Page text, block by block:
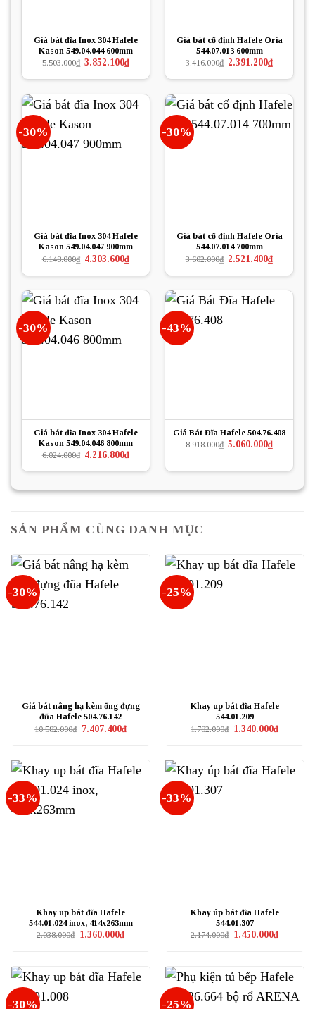
Giá bát đĩa Inox 304 Hafele
Kason 549.04.044 600mm
5.503.000₫ Giá
là:
3.852.100₫Giá
hiện
tại
3.852.100₫.
Giá bát cố định Hafele Oria
544.07.013 600mm
3.416.000₫ Giá
là:
2.391.200₫Giá
hiện
tại
2.391.200₫.
-30%
Giá bát đĩa Inox 304 Hafele
Kason 549.04.047 900mm
6.148.000₫ Giá
là:
4.303.600₫Giá
hiện
tại
4.303.600₫.
-30%
Giá bát cố định Hafele Oria
544.07.014 700mm
3.602.000₫ Giá
là:
2.521.400₫Giá
hiện
tại
2.521.400₫.
-30%
Giá bát đĩa Inox 304 Hafele
Kason 549.04.046 800mm
6.024.000₫ Giá
là:
4.216.800₫Giá
hiện
tại
4.216.800₫.
-43%
Giá Bát Đĩa Hafele 504.76.408
8.918.000₫ Giá
5.060.000₫Giá
hiện
SẢN PHẨM CÙNG DANH MỤC
-30%
Giá bát nâng hạ kèm ống đựng
đũa Hafele 504.76.142
10.582.000₫ Giá
7.407.400₫Giá
hiện
7.407.400₫.
-25%
Khay up bát đĩa Hafele
544.01.209
1.782.000₫ Giá
1.340.000₫Giá
hiện
-33%
Khay up bát đĩa Hafele
544.01.024 inox, 414x263mm
2.038.000₫ Giá
1.360.000₫Giá
hiện
-33%
Khay úp bát đĩa Hafele
544.01.307
2.174.000₫ Giá
1.450.000₫Giá
hiện
-30% -25%